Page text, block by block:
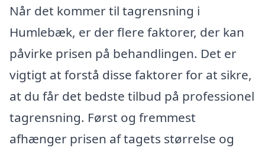
Når det kommer til tagrensning i
Humlebæk, er der flere faktorer, der kan
påvirke prisen på behandlingen. Det er
vigtigt at forstå disse faktorer for at sikre,
at du får det bedste tilbud på professionel
tagrensning. Først og fremmest
afhænger prisen af tagets størrelse og